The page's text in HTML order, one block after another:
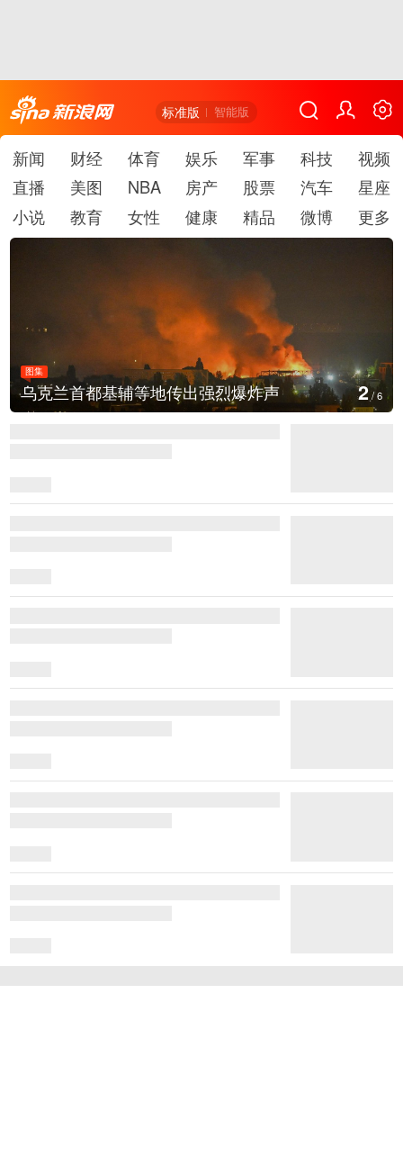
标准版 智能版
新闻 财经 体育 娱乐 军事 科技
视频
直播
美图 NBA 房产 股票 汽车
星座
小说
教育 女性 健康 精品 微博 更多
图集
乌克兰首都基辅等地传出强烈爆炸声 2/6